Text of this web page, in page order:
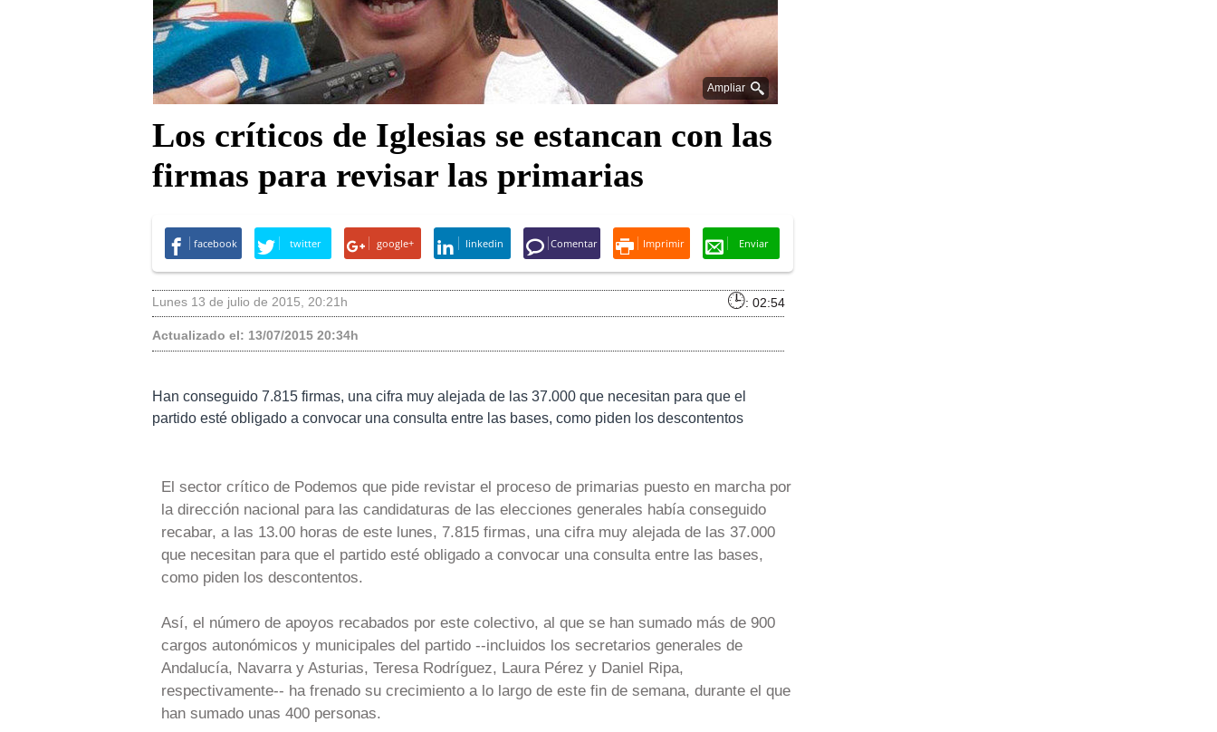
Ampliar
Los críticos de Iglesias se estancan con las
firmas para revisar las primarias
facebook twitter google+ linkedin Comentar Imprimir Enviar
lunes 13 de julio de 2015 20:21h : 02:54
Actualizado el: 13/07/2015 20:34h
Han conseguido 7.815 firmas, una cifra muy alejada de las 37.000 que necesitan para que el
partido esté obligado a convocar una consulta entre las bases, como piden los descontentos
El sector crítico de Podemos que pide revistar el proceso de primarias puesto en marcha por
la dirección nacional para las candidaturas de las elecciones generales había conseguido
recabar, a las 13.00 horas de este lunes, 7.815 firmas, una cifra muy alejada de las 37.000
que necesitan para que el partido esté obligado a convocar una consulta entre las bases,
como piden los descontentos.
Así, el número de apoyos recabados por este colectivo, al que se han sumado más de 900
cargos autonómicos y municipales del partido --incluidos los secretarios generales de
Andalucía, Navarra y Asturias, Teresa Rodríguez, Laura Pérez y Daniel Ripa,
respectivamente-- ha frenado su crecimiento a lo largo de este fin de semana, durante el que
han sumado unas 400 personas.